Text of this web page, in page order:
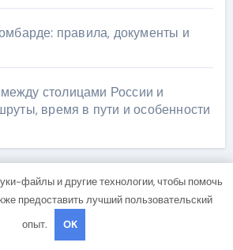
правила, документы и
столицами России и
время в пути и особенности
файлы и другие технологии, чтобы помочь
предоставить лучший пользовательский
опыт.
OK